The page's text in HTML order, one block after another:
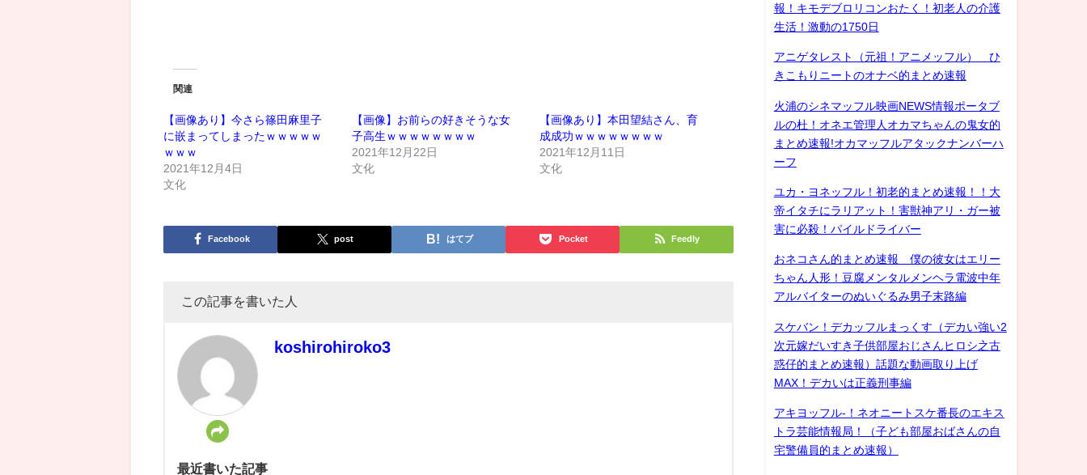
関連
【画像あり】今さら篠田麻里子
に嵌まってしまったｗｗｗｗｗ
ｗｗｗ
2021年12月4日
文化
【画像】お前らの好きそうな女
子高生ｗｗｗｗｗｗｗｗ
2021年12月22日
文化
【画像あり】本田望結さん、育
成成功ｗｗｗｗｗｗｗｗ
2021年12月11日
文化
Facebook post はてブ Pocket Feedly
この記事を書いた人
koshirohiroko3
最近書いた記事
報！キモデブロリコンおたく！初老人の介護
生活！激動の1750日
アニゲタレスト（元祖！アニメッフル） ひ
きこもりニートのオナベ的まとめ速報
火浦のシネマッフル映画NEWS情報ポータブ
ルの杜！オネエ管理人オカマちゃんの鬼女的
まとめ速報!オカマッフルアタックナンバーハ
ーフ
ユカ・ヨネッフル！初老的まとめ速報！！大
帝イタチにラリアット！害獣神アリ・ガー被
害に必殺！パイルドライバー
おネコさん的まとめ速報 僕の彼女はエリー
ちゃん人形！豆腐メンタルメンヘラ電波中年
アルバイターのぬいぐるみ男子末路編
スケバン！デカッフルまっくす（デカい強い2
次元嫁だいすき子供部屋おじさんヒロシ之古
惑仔的まとめ速報）話題な動画取り上げ
MAX！デカいは正義刑事編
アキヨッフル-！ネオニートスケ番長のエキス
トラ芸能情報局！（子ども部屋おばさんの自
宅警備員的まとめ速報）